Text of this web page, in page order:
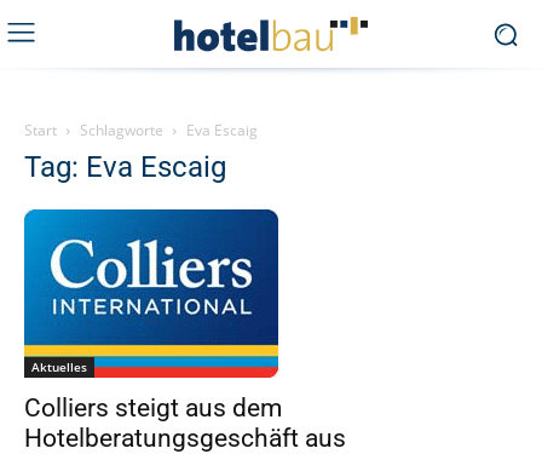
Start Schlagworte Eva Escaig
Tag: Eva Escaig
Aktuelles
Colliers steigt aus dem
Hotelberatungsgeschäft aus